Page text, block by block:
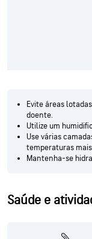
Evite áreas
doente.
Utilize um
Use várias
temperaturas
Mantenha-se
Saúde e